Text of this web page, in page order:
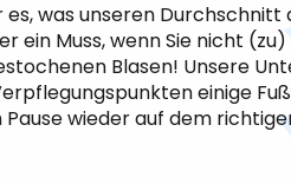
was unseren Durchschnitt
ein Muss, wenn Sie nicht
Blasen! Unsere
einige
wieder auf dem